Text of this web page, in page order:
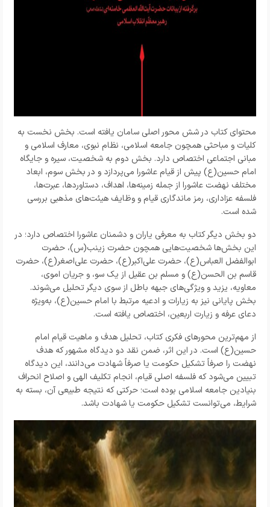
محتوای کتاب در شش محور اصلی سامان یافته است. بخش نخست به
کلیات و مباحثی همچون جامعه اسلامی، نظام نبوی، معارف اسلامی و
مبانی اجتماعی اختصاص دارد. بخش دوم به شخصیت، سیره و جایگاه
امام حسین(ع) پیش از قیام عاشورا می‌پردازد و در بخش سوم، ابعاد
مختلف نهضت عاشورا از جمله زمینه‌ها، اهداف، دستاوردها، عبرت‌ها،
فلسفه عزاداری، رمز ماندگاری قیام و وظایف هیئت‌های مذهبی بررسی
شده است.
دو بخش دیگر کتاب به معرفی یاران و دشمنان عاشورا اختصاص دارد؛ در
این بخش‌ها شخصیت‌هایی همچون حضرت زینب(س)، حضرت
ابوالفضل العباس(ع)، حضرت علی‌اکبر(ع)، حضرت علی‌اصغر(ع)، حضرت
قاسم بن الحسن(ع) و مسلم بن عقیل از یک سو، و جریان اموی،
معاویه، یزید و ویژگی‌های جبهه باطل از سوی دیگر تحلیل می‌شوند.
بخش پایانی نیز به زیارات و ادعیه مرتبط با امام حسین(ع)، به‌ویژه
دعای عرفه و زیارت اربعین، اختصاص یافته است.
از مهم‌ترین محورهای فکری کتاب، تحلیل هدف و ماهیت قیام امام
حسین(ع) است. در این اثر، ضمن نقد دو دیدگاه مشهور که هدف
نهضت را صرفاً تشکیل حکومت یا صرفاً شهادت می‌دانند، این دیدگاه
تبیین می‌شود که فلسفه اصلی قیام، انجام تکلیف الهی و اصلاح انحراف
بنیادین جامعه اسلامی بوده است؛ حرکتی که نتیجه طبیعی آن، بسته به
شرایط، می‌توانست تشکیل حکومت یا شهادت باشد.